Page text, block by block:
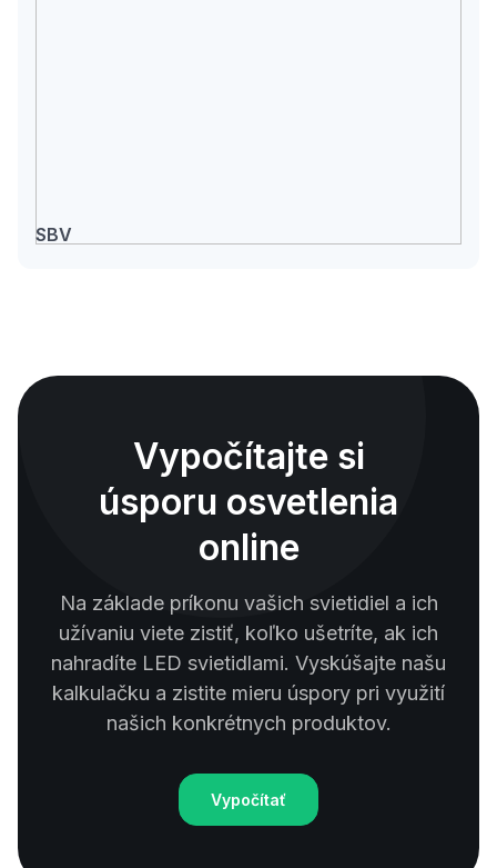
SBV
Vypočítajte si
úsporu osvetlenia
online
Na základe príkonu vašich svietidiel a ich
užívaniu viete zistiť, koľko ušetríte, ak ich
nahradíte LED svietidlami. Vyskúšajte našu
kalkulačku a zistite mieru úspory pri využití
našich konkrétnych produktov.
Vypočítať